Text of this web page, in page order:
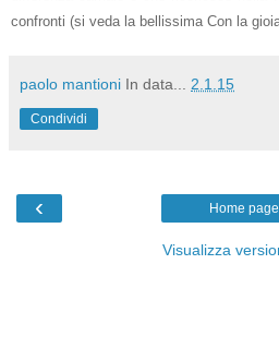
confronti (si veda la bellissima Con la
paolo mantioni In data... 2.1.15
Condividi
‹ Home page
Visualizza